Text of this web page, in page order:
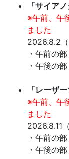
「サイア
※午前、午
ました
2026.8.2（
・午前の
・午後の
「レーザ
※午前、午
ました
2026.8.11
・午前の
・午後の